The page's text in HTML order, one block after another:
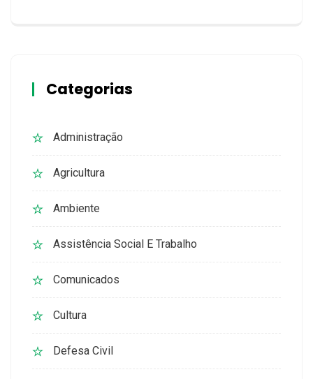
Categorias
Administração
Agricultura
Ambiente
Assistência Social E Trabalho
Comunicados
Cultura
Defesa Civil